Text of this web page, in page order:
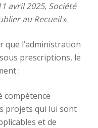
avril 2025, Société
au Recueil».
que l’administration
prescriptions, le
:
compétence
projets qui lui sont
et de